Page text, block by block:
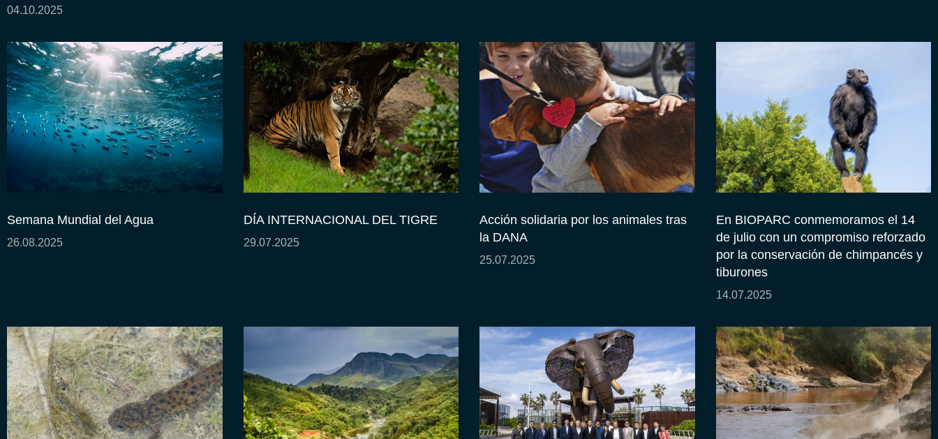
04.10.2025
Semana Mundial del Agua
26.08.2025
DÍA INTERNACIONAL DEL TIGRE
29.07.2025
Acción solidaria por los animales tras
la DANA
25.07.2025
En BIOPARC conmemoramos el 14
de julio con un compromiso reforzado
por la conservación de chimpancés y
tiburones
14.07.2025